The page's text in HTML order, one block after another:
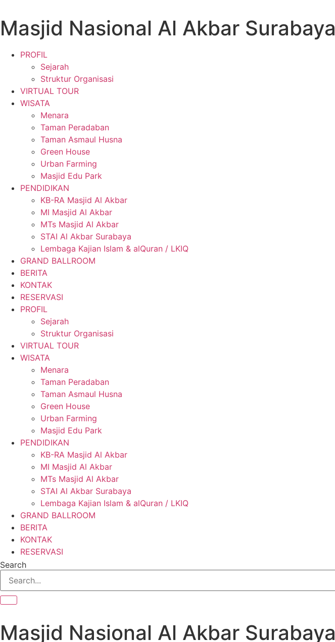
Masjid Nasional Al Akbar Surabaya
PROFIL
Sejarah
Struktur Organisasi
VIRTUAL TOUR
WISATA
Menara
Taman Peradaban
Taman Asmaul Husna
Green House
Urban Farming
Masjid Edu Park
PENDIDIKAN
KB-RA Masjid Al Akbar
MI Masjid Al Akbar
MTs Masjid Al Akbar
STAI Al Akbar Surabaya
Lembaga Kajian Islam & alQuran / LKIQ
GRAND BALLROOM
BERITA
KONTAK
RESERVASI
PROFIL
Sejarah
Struktur Organisasi
VIRTUAL TOUR
WISATA
Menara
Taman Peradaban
Taman Asmaul Husna
Green House
Urban Farming
Masjid Edu Park
PENDIDIKAN
KB-RA Masjid Al Akbar
MI Masjid Al Akbar
MTs Masjid Al Akbar
STAI Al Akbar Surabaya
Lembaga Kajian Islam & alQuran / LKIQ
GRAND BALLROOM
BERITA
KONTAK
RESERVASI
Search
Masjid Nasional Al Akbar Surabaya